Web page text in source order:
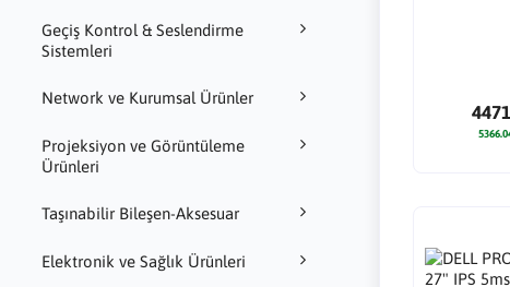
Geçiş Kontrol & Seslendirme
Sistemleri
Network ve Kurumsal Ürünler
Projeksiyon ve Görüntüleme
Ürünleri
Taşınabilir Bileşen-Aksesuar
Elektronik ve Sağlık Ürünleri